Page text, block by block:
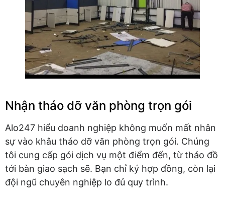
Nhận tháo dỡ văn phòng trọn gói
Alo247 hiểu doanh nghiệp không muốn mất nhân
sự vào khâu tháo dỡ văn phòng trọn gói. Chúng
tôi cung cấp gói dịch vụ một điểm đến, từ tháo đồ
tới bàn giao sạch sẽ. Bạn chỉ ký hợp đồng, còn lại
đội ngũ chuyên nghiệp lo đủ quy trình.